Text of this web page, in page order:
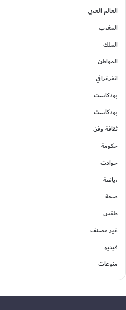
العالم العربي
المغرب
الملك
المواطن
انفرغرافي
بودكاست
بودكاست
ثقافة وفن
حكومة
حوادت
رياضة
صحة
طقس
غير مصنف
فيديو
منوعات